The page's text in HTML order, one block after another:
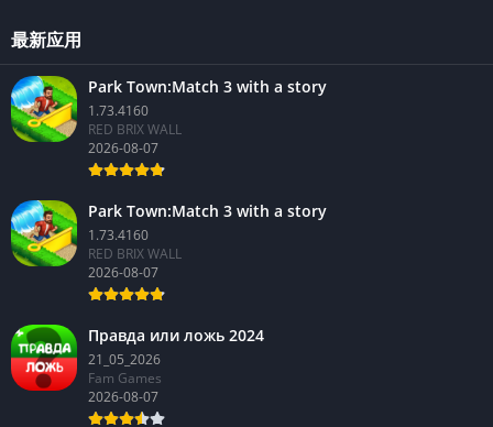
最新应用
Park Town:Match 3 with a story
1.73.4160
RED BRIX WALL
2026-08-07
Park Town:Match 3 with a story
1.73.4160
RED BRIX WALL
2026-08-07
Правда или ложь 2024
21_05_2026
Fam Games
2026-08-07